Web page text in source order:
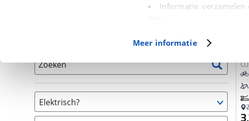
Informatie
(fingerprinting)
in. U kunt
Cookieverklaring.
Met cookies en
Functionele cookies zorgen
Meer informatie
Zoeken
Elektrisch?
Ja, E-bike (20)